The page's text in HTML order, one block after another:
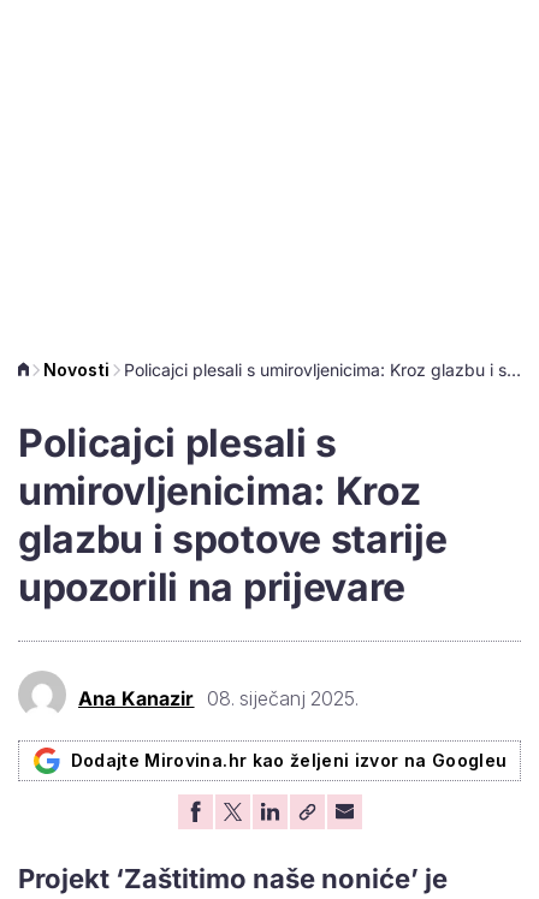
Novosti Policajci plesali s umirovljenicima: Kroz glazbu i spotove starije upozorili na prijevare
Policajci plesali s
umirovljenicima: Kroz
glazbu i spotove starije
upozorili na prijevare
Ana Kanazir 08. siječanj 2025.
Dodajte Mirovina.hr kao željeni izvor na Googleu
Projekt ‘Zaštitimo naše noniće’ je